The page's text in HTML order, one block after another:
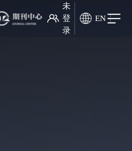
未
登
录
EN